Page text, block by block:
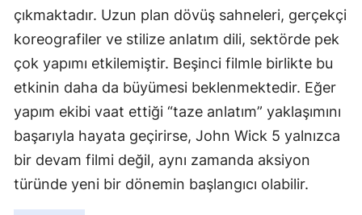
çıkmaktadır. Uzun plan dövüş sahneleri, gerçekçi
koreografiler ve stilize anlatım dili, sektörde pek
çok yapımı etkilemiştir. Beşinci filmle birlikte bu
etkinin daha da büyümesi beklenmektedir. Eğer
yapım ekibi vaat ettiği “taze anlatım” yaklaşımını
başarıyla hayata geçirirse, John Wick 5 yalnızca
bir devam filmi değil, aynı zamanda aksiyon
türünde yeni bir dönemin başlangıcı olabilir.